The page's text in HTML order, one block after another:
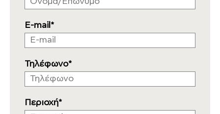
E-mail*
Τηλέφωνο*
Περιοχή*